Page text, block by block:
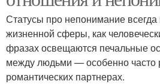
Статусы про непонимание всегда
жизненной сферы, как
фразах освещаются печальные
между людьми — особенно часто
романтических партнерах.